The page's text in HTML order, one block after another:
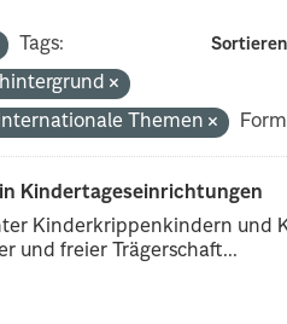
Tags:
Internationale Themen
Kindertageseinrichtungen
Kinderkrippenkindern und
und freier Trägerschaft...